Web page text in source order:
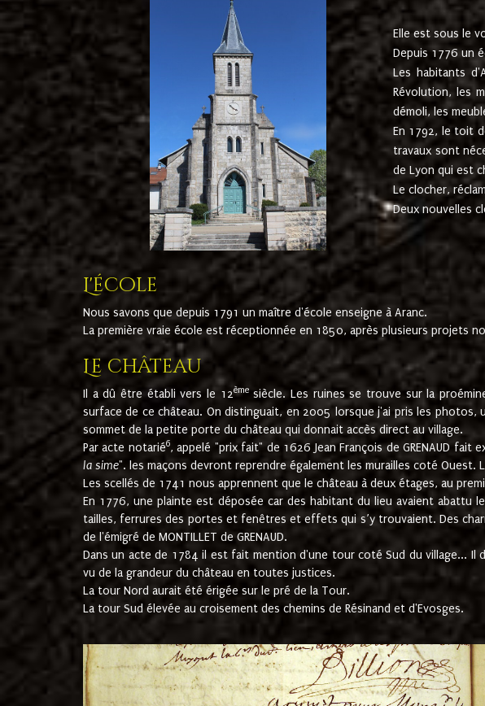
Elle est sous le
Depuis 1776 un
Les habitants
Révolution, les
démoli, les
En 1792, le toit
travaux sont
de Lyon qui est
Le clocher,
Deux nouvelles
L'école
Nous savons que depuis 1791 un maître d'école enseigne à Aranc.
La première vraie école est réceptionnée en 1850, après plusieurs projets
Le château
Il a dû être établi vers le 12èmesiècle. Les ruines se trouve sur la
surface de ce château. On distinguait, en 2005 lorsque j'ai pris les
sommet de la petite porte du château qui donnait accès direct au village.
Par acte notarié6, appelé "prix fait" de 1626 Jean François de GRENAUD
la sime". les maçons devront reprendre également les murailles coté Ouest.
Les scellés de 1741 nous apprennent que le château à deux étages, au
En 1776, une plainte est déposée car des habitant du lieu avaient abattu
tailles, ferrures des portes et fenêtres et effets qui s’y trouvaient. Des
de l'émigré de MONTILLET de GRENAUD.
Dans un acte de 1784 il est fait mention d'une tour coté Sud du village... Il
vu de la grandeur du château en toutes justices.
La tour Nord aurait été érigée sur le pré de la Tour.
La tour Sud élevée au croisement des chemins de Résinand et d'Evosges.